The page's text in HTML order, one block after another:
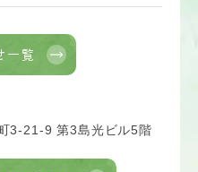
一覧
3-21-9 第3島光ビル5階